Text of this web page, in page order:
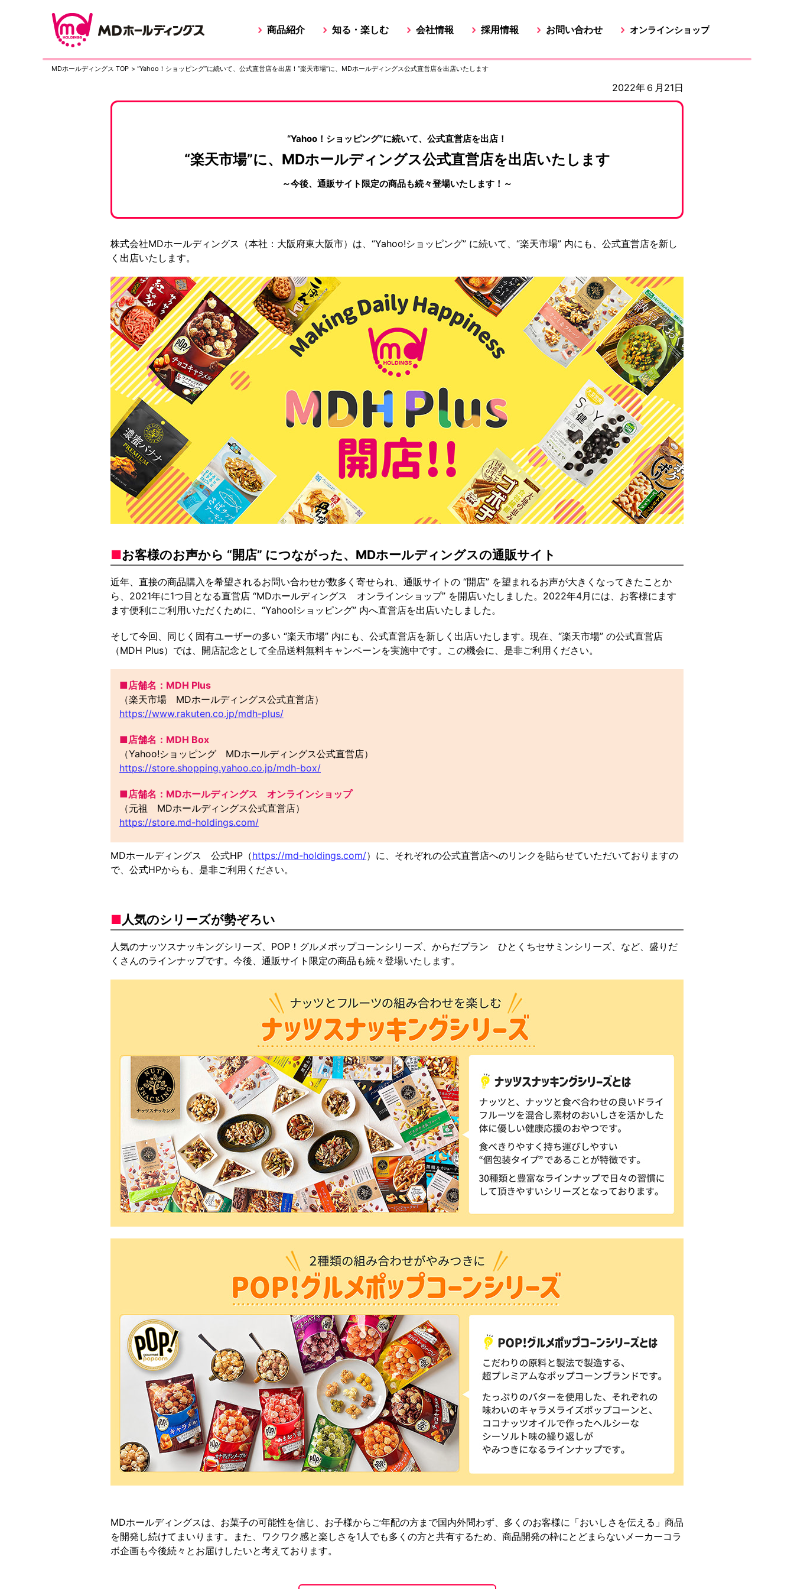
商品紹介 知る・楽しむ 会社情報 採用情報 お問い合わせ オンラインショップ
MDホールディングス TOP > “Yahoo！ショッピング”に続いて、公式直営店を出店！“楽天市場”に、MDホールディングス公式直営店を出店いたします
2022年６月21日
“Yahoo！ショッピング”に続いて、 公式直営店を出店！
“楽天市場”に、 MDホールディングス公式直営店を出店いたします
～今後、通販サイト限定の商品も続々登場いたします！～
株式会社MDホールディングス（本社：大阪府東大阪市）は、“Yahoo!ショッピング” に続いて、“楽天市場” 内にも、公式直営店を新し
く出店いたします。
■お客様のお声から “開店” につながった、MDホールディングスの通販サイト
近年、直接の商品購入を希望されるお問い合わせが数多く寄せられ、通販サイトの “開店” を望まれるお声が大きくなってきたことか
ら、2021年に1つ目となる直営店 “MDホールディングス オンラインショップ” を開店いたしました。2022年4月には、お客様にます
ます便利にご利用いただくために、“Yahoo!ショッピング” 内へ直営店を出店いたしました。
そして今回、同じく固有ユーザーの多い “楽天市場” 内にも、公式直営店を新しく出店いたします。現在、“楽天市場” の公式直営店
（MDH Plus）では、開店記念として全品送料無料キャンペーンを実施中です。この機会に、是非ご利用ください。
■店舗名：MDH Plus
（楽天市場 MDホールディングス公式直営店）
https://www.rakuten.co.jp/mdh-plus/
■店舗名：MDH Box
（Yahoo!ショッピング MDホールディングス公式直営店）
https://store.shopping.yahoo.co.jp/mdh-box/
■店舗名：MDホールディングス オンラインショップ
（元祖 MDホールディングス公式直営店）
https://store.md-holdings.com/
MDホールディングス 公式HP（https://md-holdings.com/）に、それぞれの公式直営店へのリンクを貼らせていただいておりますの
で、公式HPからも、是非ご利用ください。
■人気のシリーズが勢ぞろい
人気のナッツスナッキングシリーズ、POP！グルメポップコーンシリーズ、からだプラン ひとくちセサミンシリーズ、など、盛りだ
くさんのラインナップです。今後、通販サイト限定の商品も続々登場いたします。
MDホールディングスは、お菓子の可能性を信じ、お子様からご年配の方まで国内外問わず、多くのお客様に「おいしさを伝える」商品
を開発し続けてまいります。また、ワクワク感と楽しさを1人でも多くの方と共有するため、商品開発の枠にとどまらないメーカーコラ
ボ企画も今後続々とお届けしたいと考えております。